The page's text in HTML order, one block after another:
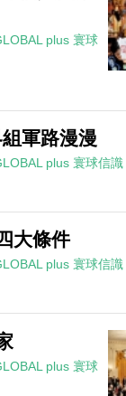
plus 寰球
軍路漫漫
plus 寰球信識
大條件
plus 寰球信識
plus 寰球